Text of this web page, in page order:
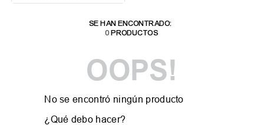
0PRODUCTOS
OOPS!
No se encontró ningún producto
¿Qué debo hacer?